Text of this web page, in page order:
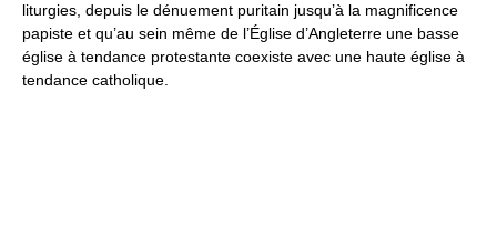
liturgies, depuis le dénuement puritain jusqu’à la magnificence
papiste et qu’au sein même de l’Église d’Angleterre une basse
église à tendance protestante coexiste avec une haute église à
tendance catholique.